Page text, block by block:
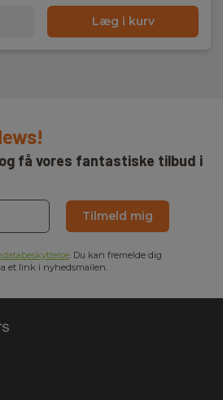
Læg i kurv
få vores fantastiske tilbud i
Tilmeld mig
. Du kan fremelde dig
et link i nyhedsmailen.